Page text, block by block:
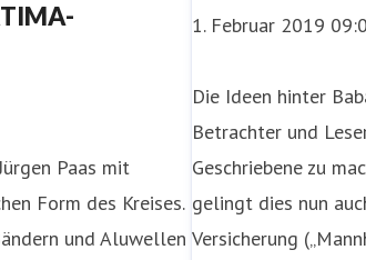
Paas mit
Form des Kreises.
und Aluwellen
1. Februar 2019
Die Ideen hinter
Betrachter und
Geschriebene zu
gelingt dies nun
Versicherung